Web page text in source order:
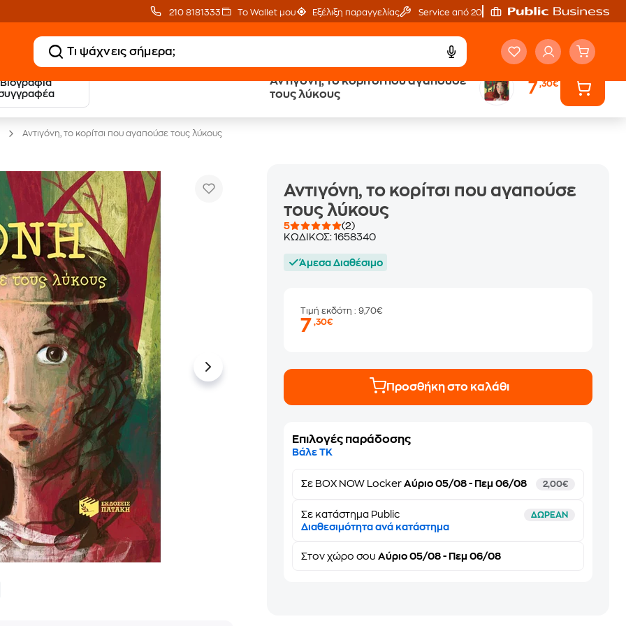
210 8181333 Το Wallet μου Εξέλιξη παραγγελίας Service από 20'
Βιογραφία
Αντιγόνη, το κορίτσι που αγαπούσε
τους λύκους
7,30€
20 € Public επιστροφή
με Snappi
Δωρεάν Μεταφορικά
Αντιγόνη, το κορίτσι που αγαπούσε τους λύκους
Αντιγόνη, το κορίτσι που αγαπούσε
τους λύκους
5
(2)
ΚΩΔΙΚΟΣ:1658340
Άμεσα Διαθέσιμο
Τιμή εκδότη: 9,70€
7,30€
Προσθήκη στο καλάθι
Επιλογές παράδοσης
Βάλε ΤΚ
Σε BOX NOW Locker Αύριο 05/08 - Πεμ 06/08 2,00€
Σε κατάστημα Public ΔΩΡΕΑΝ
Διαθεσιμότητα ανά κατάστημα
Στονχώρο σου Αύριο 05/08 - Πεμ 06/08